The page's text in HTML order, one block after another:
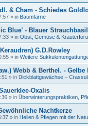
& Cham - Schiedes
» in Baumfarne
Blue' - Blauer
» in Obst, Gemüse &
G.D.Rowley
» in Weitere
Webb & Berthel. - Gelbe
» in Dickblattgewächse –
Oxalis
» in Überwinterungspraktiken,
Nachtkerze
» in Heilen & Pflegen mit der